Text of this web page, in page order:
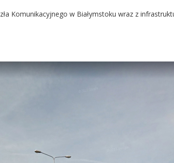
Komunikacyjnego w Białymstoku wraz z